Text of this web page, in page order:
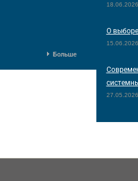
Больше
18.06.2026
О
15.06.2026
27.05.2026